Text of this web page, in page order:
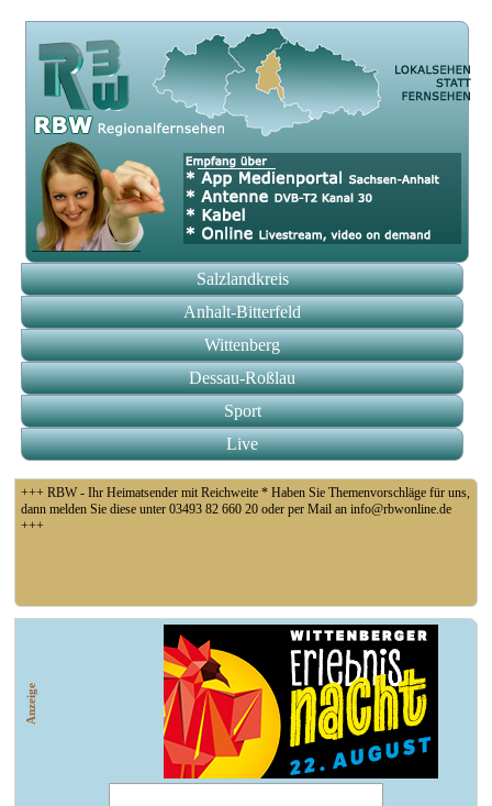
Salzlandkreis
Anhalt-Bitterfeld
Wittenberg
Dessau-Roßlau
Sport
Live
+++ RBW - Ihr Heimatsender mit Reichweite * Haben Sie Themenvorschläge für uns,
dann melden Sie diese unter 03493 82 660 20 oder per Mail an info@rbwonline.de
+++
+++ Fußball Oberliga Süd 1. Spieltag: SG Union Sandersdorf - VfB 1921 Krieschow,
Anzeige